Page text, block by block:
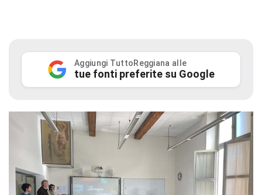
Aggiungi TuttoReggiana alle
tue fonti preferite su Google